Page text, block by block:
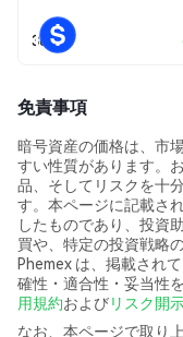
30日
免責事項
暗号資産の価格は、市
すい性質があります。
品、そしてリスクを十
す。本ページに記載さ
したものであり、投資
買や、特定の投資戦略
Phemex は、掲載され
確性・適合性・妥当性
用規約およびリスク開
なお、本ページで取り